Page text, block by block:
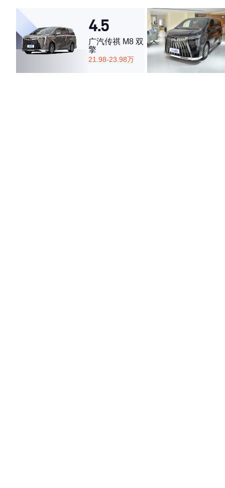
4.5
广汽传祺 M8 双
擎
21.98-23.98万